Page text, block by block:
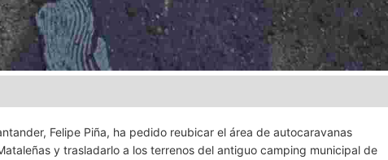
Felipe Piña, ha pedido reubicar el área de autocaravanas
y trasladarlo a los terrenos del antiguo camping municipal de